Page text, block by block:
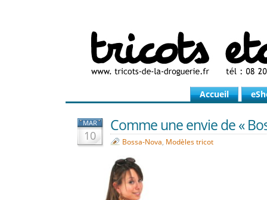
Accueil
MAR
10
Comme une envie de «
Bossa-Nova, Modèles tricot